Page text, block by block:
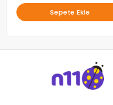
Sepete Ekle